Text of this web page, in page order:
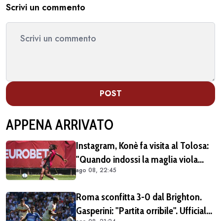
Scrivi un commento
POST
APPENA ARRIVATO
Instagram, Konè fa visita al Tolosa:
"Quando indossi la maglia viola
diventi parte della famiglia. Era
VIDEO)
ago 08, 22:45
Roma sconfitta 3-0 dal Brighton.
Gasperini: "Partita orribile". Ufficiale